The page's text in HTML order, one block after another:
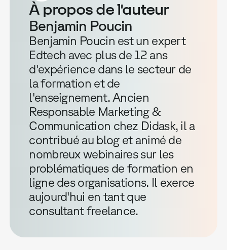
À propos de l'auteur
Benjamin Poucin
Benjamin Poucin est un expert
Edtech avec plus de 12 ans
d'expérience dans le secteur de
la formation et de
l'enseignement. Ancien
Responsable Marketing &
Communication chez Didask, il a
contribué au blog et animé de
nombreux webinaires sur les
problématiques de formation en
ligne des organisations. Il exerce
aujourd'hui en tant que
consultant freelance.